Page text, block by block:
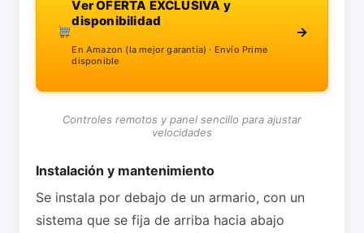
Ver OFERTA EXCLUSIVA y
disponibilidad
En Amazon (la mejor garantía) · Envío Prime
disponible
→
Controles remotos y panel sencillo para ajustar
velocidades
Instalación y mantenimiento
Se instala por debajo de un armario, con un
sistema que se fija de arriba hacia abajo